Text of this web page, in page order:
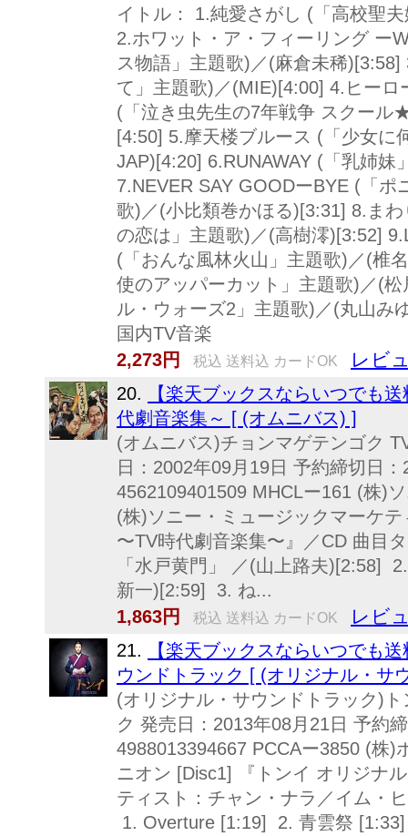
イトル： 1.純愛さがし (「高校聖
2.ホワット・ア・フィーリング ー
ス物語」主題歌)／(麻倉未稀
て」主題歌)／(MIE)[4:00] 4.ヒー
(「泣き虫先生の7年戦争 スクー
[4:50] 5.摩天楼ブルース (「少女に
JAP)[4:20] 6.RUNAWAY (「乳姉妹
7.NEVER SAY GOODーBYE (「
歌)／(小比類巻かほる)[3:31] 8.ま
の恋は」主題歌)／(高樹澪)[3:52]
(「おんな風林火山」主題歌)／(椎
使のアッパーカット」主題歌)／(
ル・ウォーズ2」主題歌)／(丸山み
国内TV音楽
2,273円
税込 送料込 カードOK レビ
20.
【楽天ブックスならいつでも
代劇音楽集～ [ (オムニバス) ]
(オムニバス)チョンマゲテンゴク
日：2002年09月19日 予約締切日
4562109401509 MHCLー161 (株)
(株)ソニー・ミュージックマーケ
〜TV時代劇音楽集〜』／CD 曲目
「水戸黄門」 ／(山上路夫)[2:58]
新一)[2:59] 3. ね...
1,863円
税込 送料込 カードOK レビ
21.
【楽天ブックスならいつでも
ウンドトラック [ (オリジナル・サ
(オリジナル・サウンドトラック)
ク 発売日：2013年08月21日 予約
4988013394667 PCCAー3850 (株)
ニオン [Disc1] 『トンイ オリジナ
ティスト：チャン・ナラ／イム・
1. Overture [1:19] 2. 青雲祭